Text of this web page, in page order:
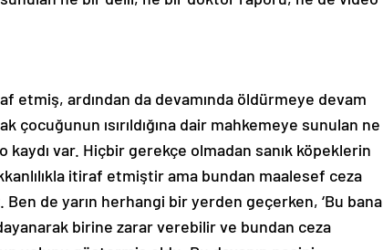
etmiş, ardından da devamında öldürmeye devam
çocuğunun ısırıldığına dair mahkemeye sunulan ne
var. Hiçbir gerekçe olmadan sanık köpeklerin
itiraf etmiştir ama bundan maalesef ceza
Ben de yarın herhangi bir yerden geçerken, ‘Bu bana
birine zarar verebilir ve bundan ceza